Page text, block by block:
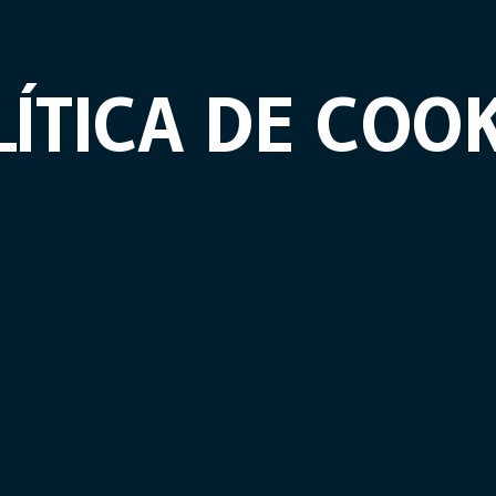
DE